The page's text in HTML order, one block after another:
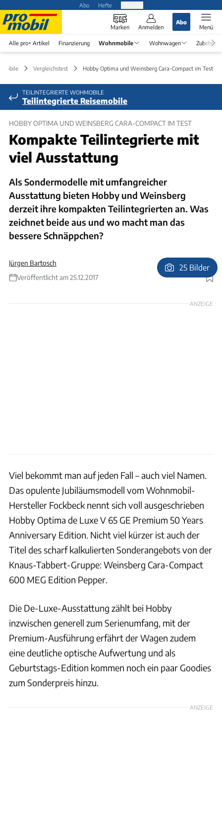
Abo Hefte
Marken Anmelden
Abo
Menü
Alle pro+ Artikel Finanzierung Wohnmobile Wohnwagen Zubehör
Vergleichstest Hobby Optima und Weinsberg Cara-Compact im Test
TEILINTEGRIERTE WOHMOBILE
Teilintegrierte Reisemobile
HOBBY OPTIMA UND WEINSBERG CARA-COMPACT IM TEST
Kompakte Teilintegrierte mit
viel Ausstattung
Als Sondermodelle mit umfangreicher
Ausstattung bieten Hobby und Weinsberg
derzeit ihre kompakten Teilintegrierten an. Was
zeichnet beide aus und wo macht man das
bessere Schnäppchen?
Jürgen Bartosch
Veröffentlicht am 25.12.2017
Foto: Andreas Becker
25 Bilder
ANZEIGE
Viel bekommt man auf jeden Fall – auch viel Namen.
Das opulente Jubiläumsmodell vom Wohnmobil-
Hersteller Fockbeck nennt sich voll ausgeschrieben
Hobby Optima de Luxe V 65 GE Premium 50 Years
Anniversary Edition. Nicht viel kürzer ist auch der
Titel des scharf kalkulierten Sonderangebots von der
Knaus-Tabbert-Gruppe: Weinsberg Cara-Compact
600 MEG Edition Pepper.
Die De-Luxe-Ausstattung zählt bei Hobby
inzwischen generell zum Serienumfang, mit der
Premium-Ausführung erfährt der Wagen zudem
eine deutliche optische Aufwertung und als
Geburtstags-Edition kommen noch ein paar Goodies
zum Sonderpreis hinzu.
ANZEIGE